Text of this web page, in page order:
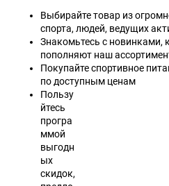
Выбирайте товар из
спорта, людей, ведущих
Знакомьтесь с новинками,
пополняют наш
Покупайте спортивное
по доступным ценам
Пользу
йтесь
програ
ммой
выгодн
ых
скидок,